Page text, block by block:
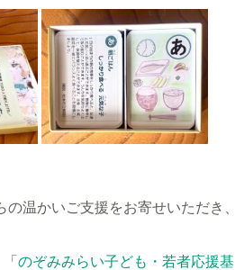
温かいご支援をお寄せいただき、
のぞみみらい子ども・若者応援基